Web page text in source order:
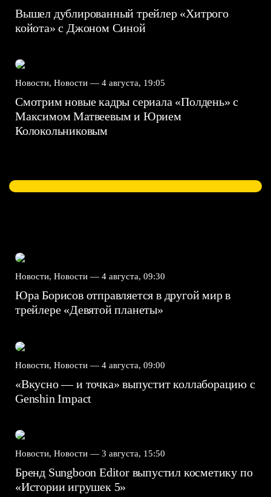
Вышел дублированный трейлер «Хитрого
койота» с Джоном Синой
Новости, Новости — 4 августа, 19:05
Смотрим новые кадры сериала «Полдень» с
Максимом Матвеевым и Юрием
Колокольниковым
Новости, Новости — 4 августа, 09:30
Юра Борисов отправляется в другой мир в
трейлере «Девятой планеты»
Новости, Новости — 4 августа, 09:00
«Вкусно — и точка» выпустит коллаборацию с
Genshin Impact⁠⁠
Новости, Новости — 3 августа, 15:50
Бренд Sungboon Editor выпустил косметику по
«Истории игрушек 5»